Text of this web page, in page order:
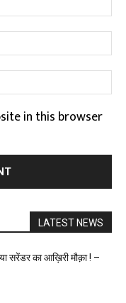
in this browser
LATEST NEWS
सरेंडर का आख़िरी मौक़ा ! –